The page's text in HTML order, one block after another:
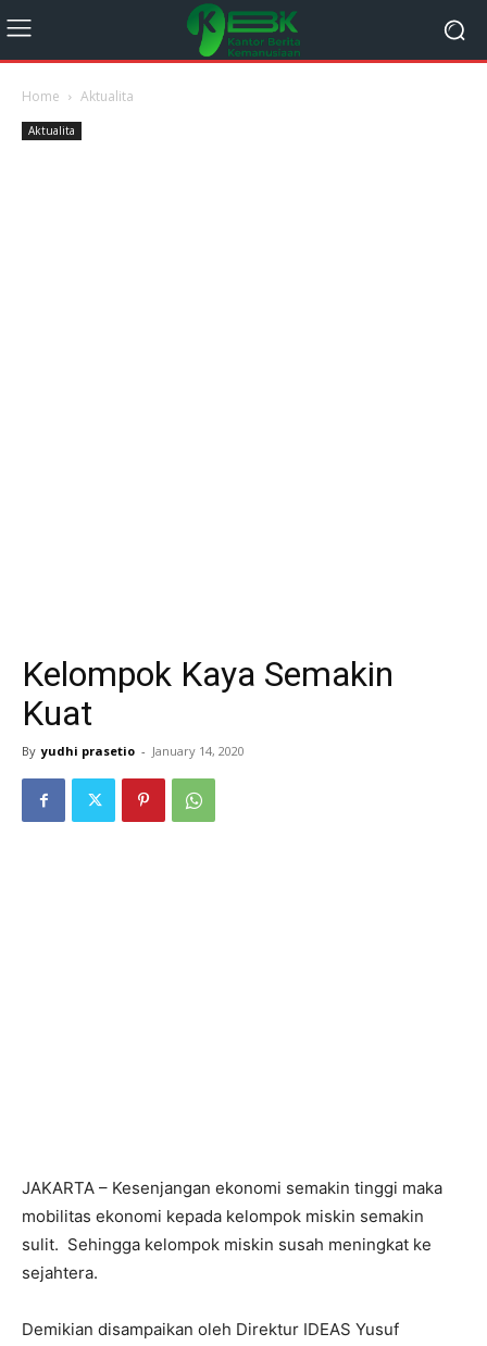
Home Aktualita
Aktualita
Kelompok Kaya Semakin
Kuat
By yudhi prasetio - January 14, 2020
JAKARTA – Kesenjangan ekonomi semakin tinggi maka
mobilitas ekonomi kepada kelompok miskin semakin
sulit. Sehingga kelompok miskin susah meningkat ke
sejahtera.
Demikian disampaikan oleh Direktur IDEAS Yusuf